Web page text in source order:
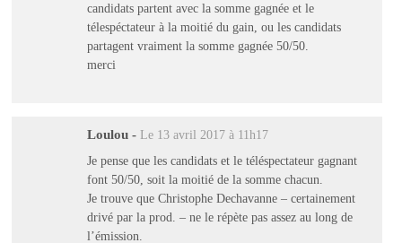
candidats partent avec la somme gagnée et le
télespéctateur à la moitié du gain, ou les candidats
partagent vraiment la somme gagnée 50/50.
merci
Loulou - Le 13 avril 2017 à 11h17
Je pense que les candidats et le téléspectateur gagnant
font 50/50, soit la moitié de la somme chacun.
Je trouve que Christophe Dechavanne – certainement
drivé par la prod. – ne le répète pas assez au long de
l’émission.